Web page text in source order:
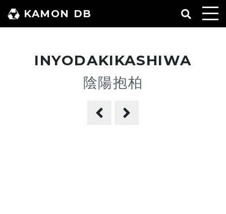
ン
KAMON DB
INYODAKIKASHIWA
陰陽抱柏